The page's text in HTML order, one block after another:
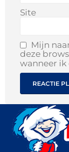
Site
Mijn
deze
wanneer ik